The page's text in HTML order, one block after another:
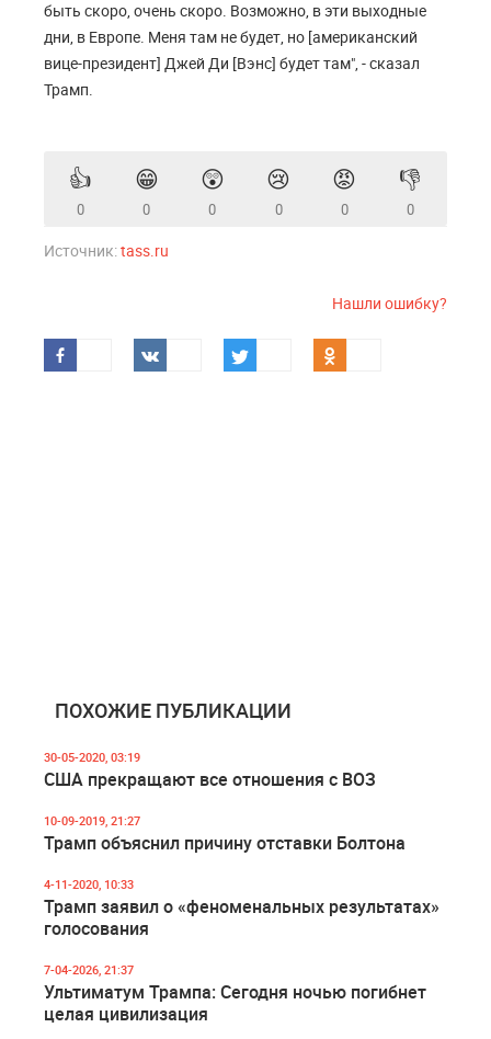
быть скоро, очень скоро. Возможно, в эти выходные
дни, в Европе. Меня там не будет, но [американский
вице-президент] Джей Ди [Вэнс] будет там", - сказал
Трамп.
👍
0
😁
0
😲
0
😢
0
😡
0
👎
0
Источник:tass.ru
Нашли ошибку?
ПОХОЖИЕ ПУБЛИКАЦИИ
30-05-2020, 03:19
США прекращают все отношения с ВОЗ
10-09-2019, 21:27
Трамп объяснил причину отставки Болтона
4-11-2020, 10:33
Трамп заявил о «феноменальных результатах»
голосования
7-04-2026, 21:37
Ультиматум Трампа: Сегодня ночью погибнет
целая цивилизация